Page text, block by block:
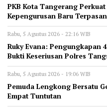
‎PKB Kota Tangerang
Kepengurusan Baru
Rabu, 5 Agustus 2026 - 22:16 WIB
‎Ruky Evana: Pengungkapan
Bukti Keseriusan Polres
Rabu, 5 Agustus 2026 - 19:06 WIB
Pemuda Lengkong Bersatu
Empat Tuntutan